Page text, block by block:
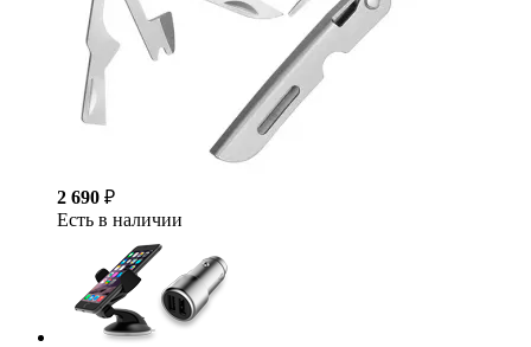
2 690 ₽
Есть в наличии